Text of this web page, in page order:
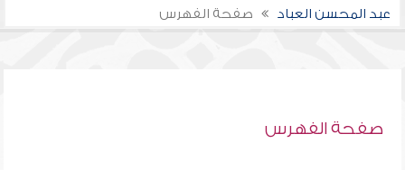
عبد المحسن العباد
صفحة الفهرس
صفحة الفهرس